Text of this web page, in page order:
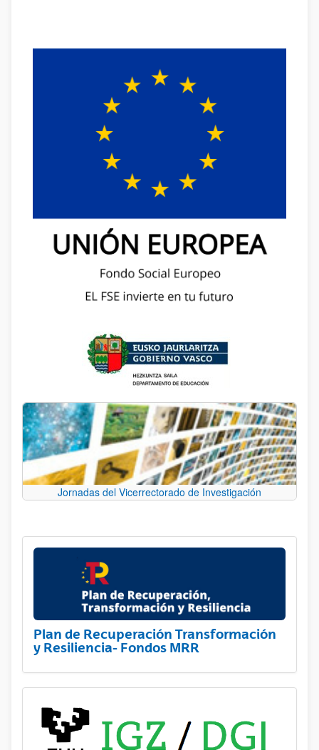
Jornadas del Vicerrectorado de Investigación
Plan de Recuperación Transformación
y Resiliencia- Fondos MRR